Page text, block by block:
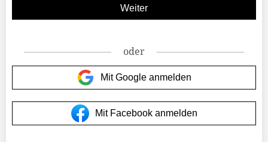
oder
Mit Google anmelden
Mit Facebook anmelden